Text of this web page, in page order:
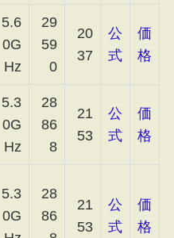
5.6
0G
Hz
29
59
0
20
37
公
式
価
格
5.3
0G
Hz
28
86
8
21
53
公
式
価
格
5.3
0G
28
86
21
53
公
式
価
格